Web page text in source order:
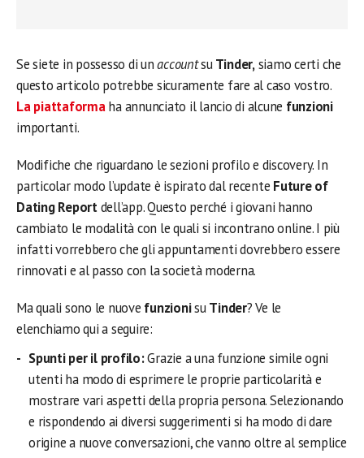
Se siete in possesso di unaccountsuTinder,siamo certi che
questo articolo potrebbe sicuramente fare al caso vostro.
La piattaformaha annunciato il lancio di alcune funzioni
importanti.
Modifiche che riguardano le sezioni profilo e discovery. In
particolar modo l’update è ispirato dal recente Future of
Dating Reportdell’app. Questo perché i giovani hanno
cambiato le modalità con le quali si incontrano online. I più
infatti vorrebbero che gli appuntamenti dovrebbero essere
rinnovati e al passo con la società moderna.
Ma quali sono le nuove funzionisuTinder? Ve le
elenchiamo qui a seguire:
Spunti per il profilo:Grazie a una funzione simile ogni
utenti ha modo di esprimere le proprie particolarità e
mostrare vari aspetti della propria persona. Selezionando
e rispondendo ai diversi suggerimenti si ha modo di dare
origine a nuove conversazioni, che vanno oltre al semplice